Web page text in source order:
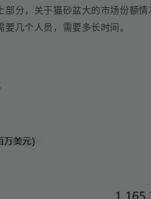
分，关于猫砂盆大的市场份额情
几个人员，需要多长时间。